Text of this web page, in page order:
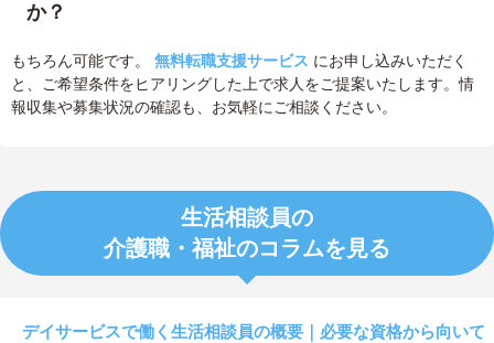
か？
もちろん可能です。 無料転職支援サービス にお申し込みいただく
と、ご希望条件をヒアリングした上で求人をご提案いたします。情
報収集や募集状況の確認も、お気軽にご相談ください。
生活相談員の
介護職・福祉のコラムを見る
デイサービスで働く生活相談員の概要｜必要な資格から向いて